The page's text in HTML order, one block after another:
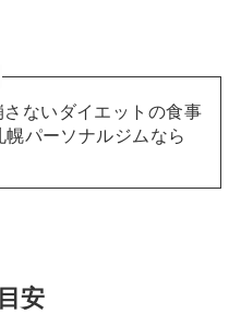
さないダイエットの食事
幌パーソナルジムなら
安